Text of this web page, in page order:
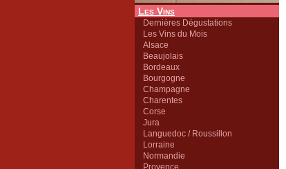
Les Vins
Dernières Dégustations
Les Vins du Mois
Alsace
Beaujolais
Bordeaux
Bourgogne
Champagne
Charentes
Corse
Jura
Languedoc / Roussillon
Lorraine
Normandie
Provence